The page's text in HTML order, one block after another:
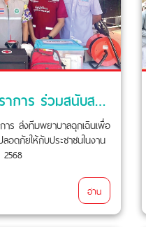
รพ.บางปะกอกสมุทรปราการ ร่วมสนับสนุน รถพยาบาล และ ทีมพยาบาลฉุกเฉิน
าร ส่งทีมพยาบาลฉุกเฉินเพื่อ
อดภัยให้กับประชาชนในงาน
อ่าน